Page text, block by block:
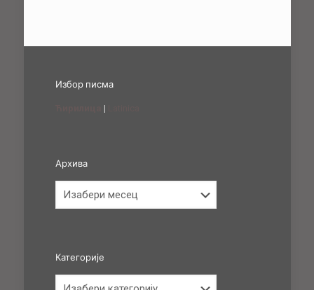
Избор писма
|
Архива
Категорије